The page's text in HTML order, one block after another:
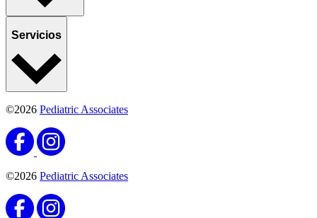
Servicios
©2026 Pediatric Associates
©2026 Pediatric Associates